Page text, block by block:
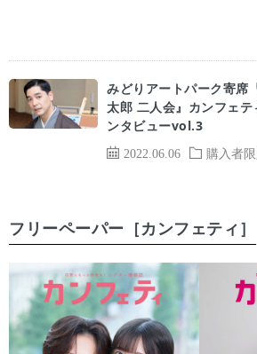
2022.06.06 購入者
みどりアートパーク寄席
太郎 二人会』カンフェ
ンタビューvol.3
フリーペーパー［カンフェティ］